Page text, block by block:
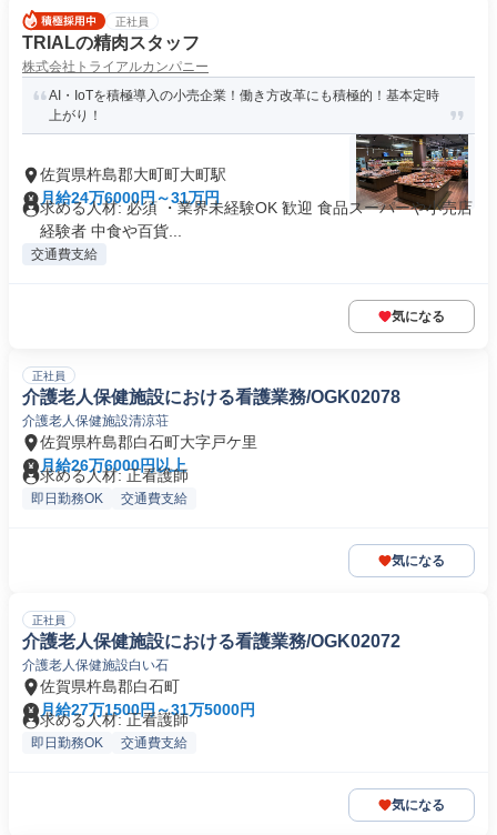
正社員
TRIALの精肉スタッフ
株式会社トライアルカンパニー
AI・IoTを積極導入の小売企業！働き方改革にも積極的！基本定時
上がり！
佐賀県杵島郡大町町大町駅
月給24万6000円～31万円
求める人材: 必須 ・業界未経験OK 歓迎 食品スーパーや小売店
経験者 中食や百貨...
交通費支給
気になる
正社員
介護老人保健施設における看護業務/OGK02078
介護老人保健施設清涼荘
佐賀県杵島郡白石町大字戸ケ里
月給26万6000円以上
求める人材: 正看護師
即日勤務OK 交通費支給
気になる
正社員
介護老人保健施設における看護業務/OGK02072
介護老人保健施設白い石
佐賀県杵島郡白石町
月給27万1500円～31万5000円
求める人材: 正看護師
即日勤務OK 交通費支給
気になる